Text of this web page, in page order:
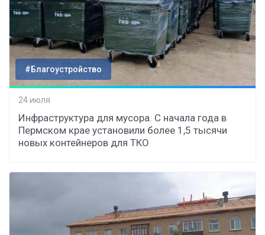
#Благоустройство
24 июля
Инфраструктура для мусора. С начала года в
Пермском крае установили более 1,5 тысячи
новых контейнеров для ТКО